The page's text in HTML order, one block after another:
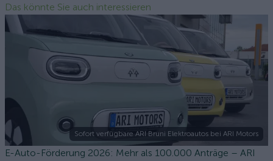
Das könnte Sie auch interessieren
Sofort verfügbare ARI Bruni Elektroautos bei ARI Motors
E-Auto-Förderung 2026: Mehr als 100.000 Anträge – ARI